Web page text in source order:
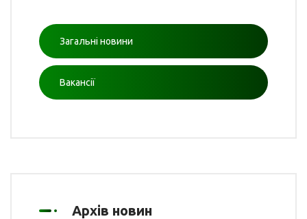
Загальні новини
Вакансії
Архів новин